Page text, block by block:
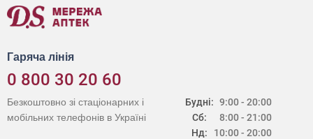
Гаряча лінія
0 800 30 20 60
Будні:
Сб:
Нд:
9:00 - 20:00
8:00 - 21:00
10:00 - 20:00
Безкоштовно зі стаціонарних і
мобільних телефонів в Україні